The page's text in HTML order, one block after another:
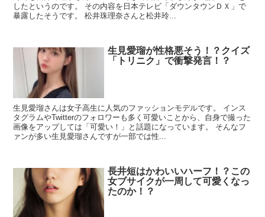
したというのです。 その内容を日本テレビ「ダウンタウンＤＸ」で
暴露したそうです。 松井珠理奈さんと松井玲...
生見愛瑠が性格悪そう！？クイズ
「トリニク」で衝撃発言！？
生見愛瑠さんは女子高生に人気のファッションモデルです。 インス
タグラムやTwitterのフォロワーも多く可愛いことから、自身で撮った
画像をアップしては「可愛い！」と話題になっています。 そんなフ
ァンが多い生見愛瑠さんですが一部では性...
長井短はかわいいハーフ！？この
女ブサイクが一周して可愛くなっ
たのか！？